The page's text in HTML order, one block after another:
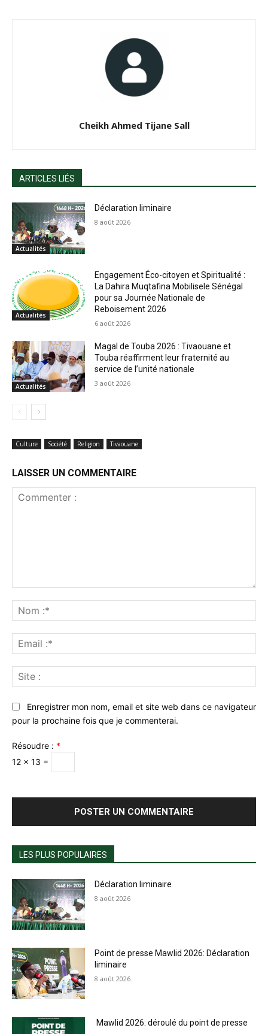
Cheikh Ahmed Tijane Sall
ARTICLES LIÉS
Actualités
Déclaration liminaire
8 août 2026
Actualités
Engagement Éco-citoyen et Spiritualité :
La Dahira Muqtafina Mobilisele Sénégal
pour sa Journée Nationale de
Reboisement 2026
6 août 2026
Actualités
Magal de Touba 2026 : Tivaouane et
Touba réaffirment leur fraternité au
service de l’unité nationale
3 août 2026
Culture Société Religion Tivaouane
LAISSER UN COMMENTAIRE
:*
:*
:
Enregistrer mon nom, email et site web dans ce navigateur
pour la prochaine fois que je commenterai.
Résoudre : *
12 × 13 =
LES PLUS POPULAIRES
Déclaration liminaire
8 août 2026
Point de presse Mawlid 2026: Déclaration
liminaire
8 août 2026
Mawlid 2026: déroulé du point de presse